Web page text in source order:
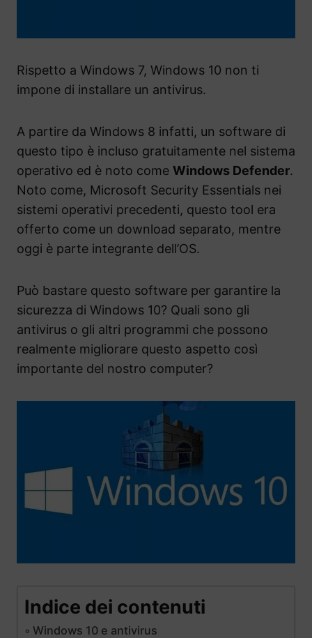
Rispetto a Windows 7, Windows 10 non ti
impone di installare un antivirus.
A partire da Windows 8 infatti, un software di
questo tipo è incluso gratuitamente nel sistema
operativo ed è noto come Windows Defender.
Noto come, Microsoft Security Essentials nei
sistemi operativi precedenti, questo tool era
offerto come un download separato, mentre
oggi è parte integrante dell’OS.
Può bastare questo software per garantire la
sicurezza di Windows 10? Quali sono gli
antivirus o gli altri programmi che possono
realmente migliorare questo aspetto così
importante del nostro computer?
Indice dei contenuti
Windows 10 e antivirus